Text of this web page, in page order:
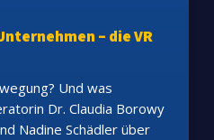
– die VR
Und was
Dr. Claudia Borowy
Nadine Schädler über